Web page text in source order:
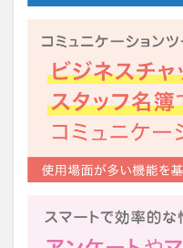
介護
らるご桜木
フレンドチャット
マスキングテープ
マニュアル
ミディ
やさしい手
ゆめの
リーダーシップ
プ
リアルデータプラットフ
レクリエーション
一般社団法人全国介護支